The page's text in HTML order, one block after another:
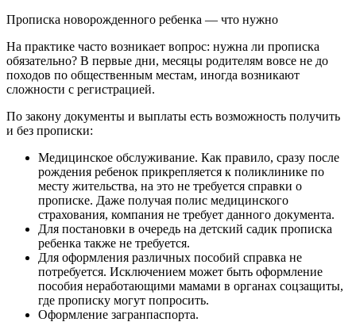
Прописка новорожденного ребенка — что нужно
На практике часто возникает вопрос: нужна ли прописка
обязательно? В первые дни, месяцы родителям вовсе не до
походов по общественным местам, иногда возникают
сложности с регистрацией.
По закону документы и выплаты есть возможность получить
и без прописки:
Медицинское обслуживание. Как правило, сразу после
рождения ребенок прикрепляется к поликлинике по
месту жительства, на это не требуется справки о
прописке. Даже получая полис медицинского
страхования, компания не требует данного документа.
Для постановки в очередь на детский садик прописка
ребенка также не требуется.
Для оформления различных пособий справка не
потребуется. Исключением может быть оформление
пособия неработающими мамами в органах соцзащиты,
где прописку могут попросить.
Оформление загранпаспорта.